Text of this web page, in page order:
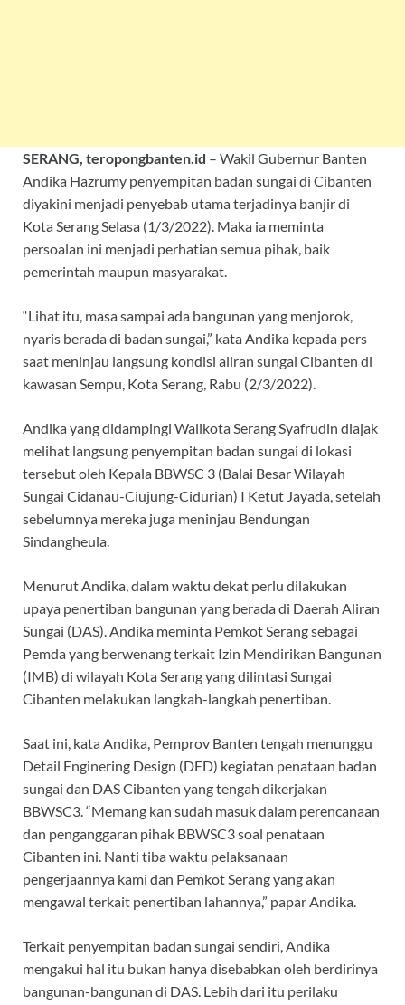
SERANG, teropongbanten.id – Wakil Gubernur Banten
Andika Hazrumy penyempitan badan sungai di Cibanten
diyakini menjadi penyebab utama terjadinya banjir di
Kota Serang Selasa (1/3/2022). Maka ia meminta
persoalan ini menjadi perhatian semua pihak, baik
pemerintah maupun masyarakat.
“Lihat itu, masa sampai ada bangunan yang menjorok,
nyaris berada di badan sungai,” kata Andika kepada pers
saat meninjau langsung kondisi aliran sungai Cibanten di
kawasan Sempu, Kota Serang, Rabu (2/3/2022).
Andika yang didampingi Walikota Serang Syafrudin diajak
melihat langsung penyempitan badan sungai di lokasi
tersebut oleh Kepala BBWSC 3 (Balai Besar Wilayah
Sungai Cidanau-Ciujung-Cidurian) I Ketut Jayada, setelah
sebelumnya mereka juga meninjau Bendungan
Sindangheula.
Menurut Andika, dalam waktu dekat perlu dilakukan
upaya penertiban bangunan yang berada di Daerah Aliran
Sungai (DAS). Andika meminta Pemkot Serang sebagai
Pemda yang berwenang terkait Izin Mendirikan Bangunan
(IMB) di wilayah Kota Serang yang dilintasi Sungai
Cibanten melakukan langkah-langkah penertiban.
Saat ini, kata Andika, Pemprov Banten tengah menunggu
Detail Enginering Design (DED) kegiatan penataan badan
sungai dan DAS Cibanten yang tengah dikerjakan
BBWSC3. “Memang kan sudah masuk dalam perencanaan
dan penganggaran pihak BBWSC3 soal penataan
Cibanten ini. Nanti tiba waktu pelaksanaan
pengerjaannya kami dan Pemkot Serang yang akan
mengawal terkait penertiban lahannya,” papar Andika.
Terkait penyempitan badan sungai sendiri, Andika
mengakui hal itu bukan hanya disebabkan oleh berdirinya
bangunan-bangunan di DAS. Lebih dari itu perilaku